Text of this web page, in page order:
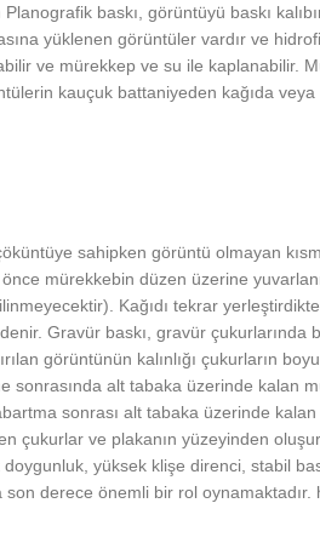
baskı, görüntüyü baskı
yüklenen görüntüler vardır ve
ve mürekkep ve su ile kaplanabilir.
kauçuk battaniyeden kağıda
sahipken görüntü olmayan
mürekkebin düzen üzerine
Kağıdı tekrar
Gravür baskı, gravür çukurlarında
görüntünün kalınlığı çukurların
alt tabaka üzerinde kalan
sonrası alt tabaka üzerinde
çukurlar ve plakanın yüzeyinden
yüksek klişe direnci, stabil
derece önemli bir rol oynamaktadır.